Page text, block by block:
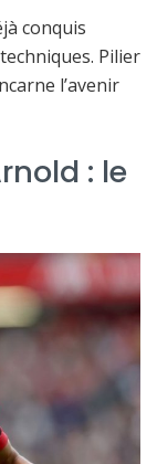
conquis
Pilier
l’avenir
: le